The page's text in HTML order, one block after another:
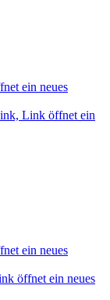
ein neues
Link öffnet ein
ein neues
öffnet ein neues